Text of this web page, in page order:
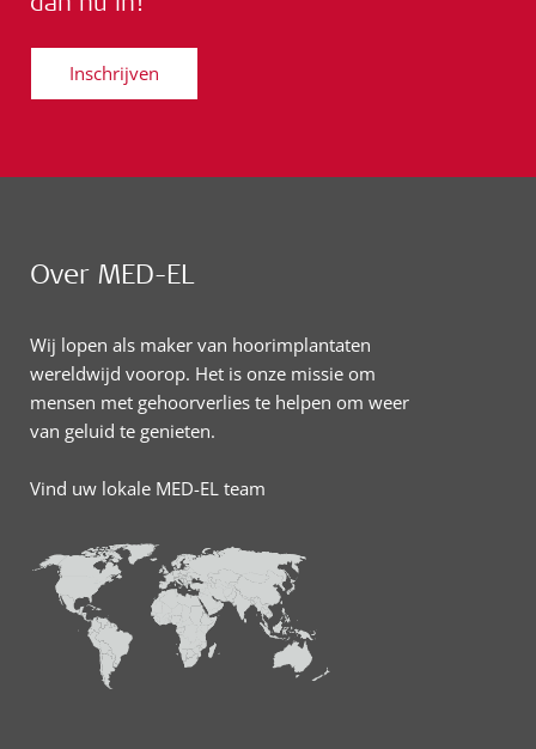
Inschrijven
Over MED-EL
Wij lopen als maker van hoorimplantaten
wereldwijd voorop. Het is onze missie om
mensen met gehoorverlies te helpen om weer
van geluid te genieten.
Vind uw lokale MED-EL team